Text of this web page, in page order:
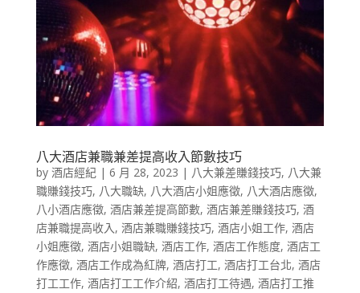
八大酒店兼職兼差提高收入節數技巧
by 酒店經紀| 6 月 28, 2023 | 八大兼差賺錢技巧, 八大兼
職賺錢技巧, 八大職缺, 八大酒店小姐應徵, 八大酒店應徵,
八小酒店應徵, 酒店兼差提高節數, 酒店兼差賺錢技巧, 酒
店兼職提高收入, 酒店兼職賺錢技巧, 酒店小姐工作, 酒店
小姐應徵, 酒店小姐職缺, 酒店工作, 酒店工作態度, 酒店工
作應徵, 酒店工作成為紅牌, 酒店打工, 酒店打工台北, 酒店
打工工作, 酒店打工工作介紹, 酒店打工待遇, 酒店打工推